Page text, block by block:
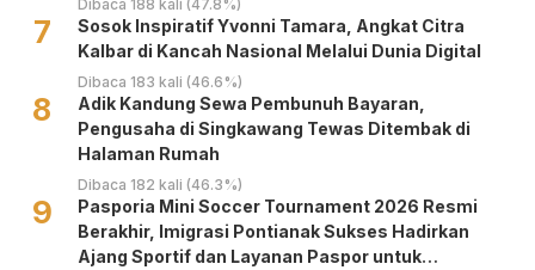
Dibaca 188 kali (47.8%)
7
‎Sosok Inspiratif Yvonni Tamara, Angkat Citra
Kalbar di Kancah Nasional Melalui Dunia Digital ‎
Dibaca 183 kali (46.6%)
8
Adik Kandung Sewa Pembunuh Bayaran,
Pengusaha di Singkawang Tewas Ditembak di
Halaman Rumah
Dibaca 182 kali (46.3%)
9
Pasporia Mini Soccer Tournament 2026 Resmi
Berakhir, Imigrasi Pontianak Sukses Hadirkan
Ajang Sportif dan Layanan Paspor untuk